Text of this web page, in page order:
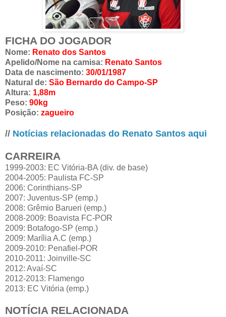
FICHA DO JOGADOR
Nome: Renato dos Santos
Apelido/Nome na camisa: Renato Santos
Data de nascimento: 30/01/1987
Natural de: São Bernardo do Campo-SP
Altura: 1,88m
Peso: 90kg
Posição: zagueiro
// Notícias relacionadas do Renato Santos aqui
CARREIRA
1999-2003: EC Vitória-BA (div. de base)
2004-2005: Paulista FC-SP
2006: Corinthians-SP
2007: Juventus-SP (emp.)
2008: Grêmio Barueri (emp.)
2008-2009: Boavista FC-POR
2009: Botafogo-SP (emp.)
2009: Marília A.C (emp.)
2009-2010: Penafiel-POR
2010-2011: Joinville-SC
2012: Avaí-SC
2012-2013: Flamengo
2013: EC Vitória (emp.)
NOTÍCIA RELACIONADA